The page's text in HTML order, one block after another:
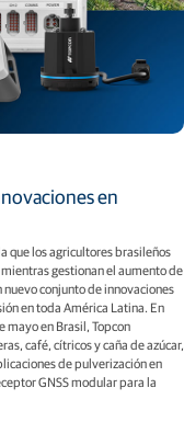
en
que los agricultores brasileños
gestionan el aumento de
nuevo conjunto de innovaciones
en toda América Latina. En
mayo en Brasil, Topcon
café, cítricos y caña de azúcar,
de pulverización en
GNSS modular para la